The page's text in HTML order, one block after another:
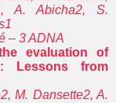
A. Abicha2, S.
– 3 ADNA
evaluation of
Lessons from
M. Dansette2, A.